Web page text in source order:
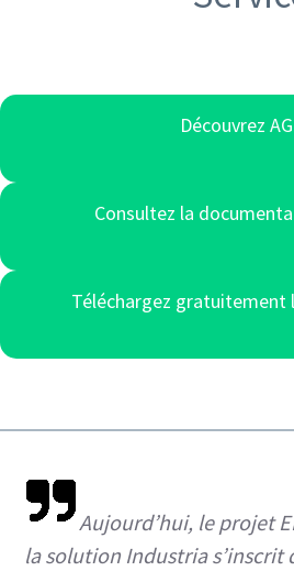
Découvrez
Consultez la
Téléchargez gratuitement
Aujourd’hui, le projet
la solution Industria